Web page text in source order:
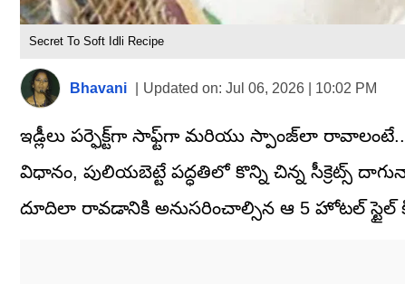
Secret To Soft Idli Recipe
Bhavani Updated on: Jul 06, 2026 | 10:02 PM
ఇడ్లీలు పర్ఫెక్ట్‌గా సాఫ్ట్‌గా మరియు స్పాంజ్‌లా
విధానం, పులియబెట్టే పద్ధతిలో కొన్ని చిన్న సీక్రెట్స్
దూదిలా రావడానికి అనుసరించాల్సిన ఆ 5 హోటల్ స్టైల్